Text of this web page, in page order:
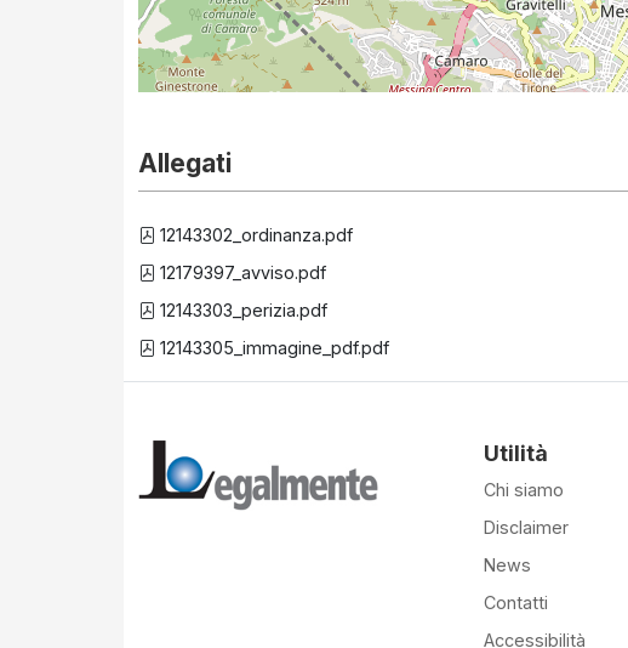
Allegati
12143302_ordinanza.pdf
12179397_avviso.pdf
12143303_perizia.pdf
12143305_immagine_pdf.pdf
Utilità
Chi siamo
Disclaimer
News
Contatti
Accessibilità